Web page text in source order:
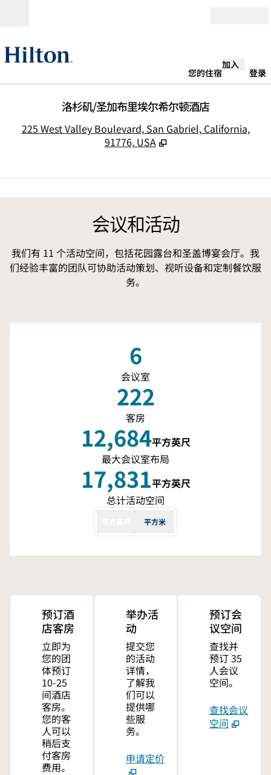
您的住宿
加入
登录
洛杉矶/圣加布里埃尔希尔顿酒店
225 West Valley Boulevard, San Gabriel, California,
91776, USA
1/4
1/4
会议和活动
我们有 11 个活动空间，包括花园露台和圣盖博宴会厅。我
们经验丰富的团队可协助活动策划、视听设备和定制餐饮服
务。
6
会议室
222
客房
12,684平方英尺
平方英尺
最大会议室布局
17,831平方英尺
平方英尺总计活动空间
平方米
预订酒
店客房
立即为
您的团
体预订
10-25
间酒店
客房。
您的客
人可以
稍后支
付客房
费用。
举办活
动
提交您
的活动
详情，
了解我
们可以
提供哪
些服
务。
申请定价
预订会
议空间
查找并
预订 35
人会议
空间。
查找会议
空间